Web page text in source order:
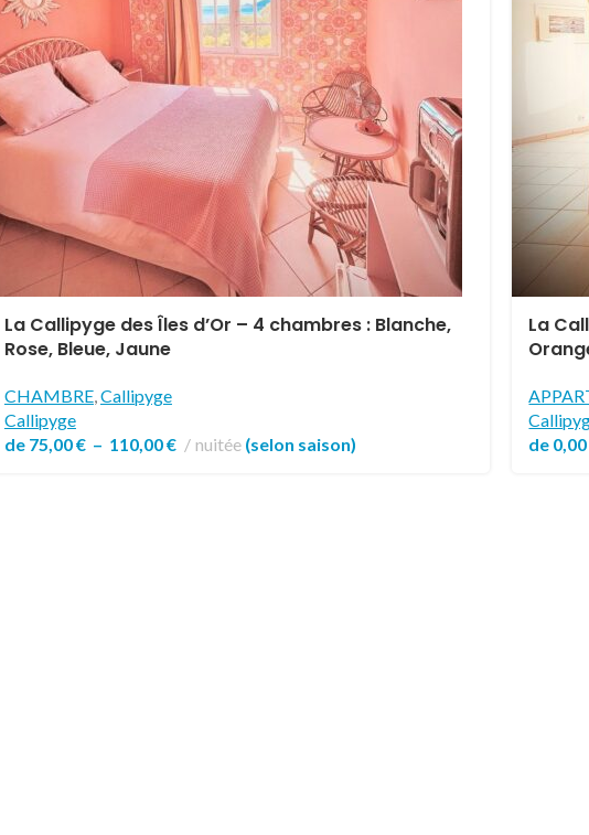
La Callipyge des Îles d’Or – 4 chambres : Blanche,
Rose, Bleue, Jaune
CHAMBRE, Callipyge
Callipyge
de 75,00€ – 110,00€ nuitée(selon saison)
La
de